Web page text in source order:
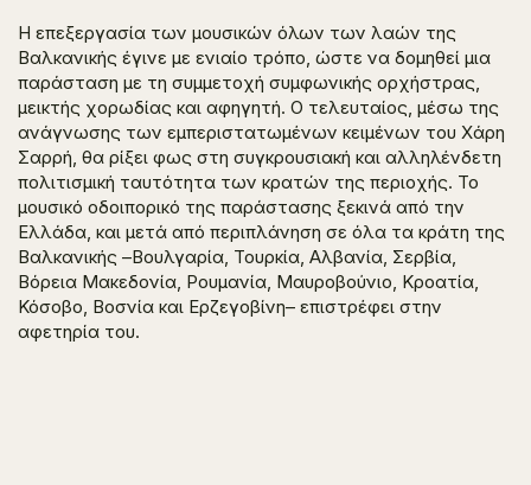
Η επεξεργασία των μουσικών όλων των λαών της
Βαλκανικής έγινε με ενιαίο τρόπο, ώστε να δομηθεί μια
παράσταση με τη συμμετοχή συμφωνικής ορχήστρας,
μεικτής χορωδίας και αφηγητή. Ο τελευταίος, μέσω της
ανάγνωσης των εμπεριστατωμένων κειμένων του Χάρη
Σαρρή, θα ρίξει φως στη συγκρουσιακή και αλληλένδετη
πολιτισμική ταυτότητα των κρατών της περιοχής. Το
μουσικό οδοιπορικό της παράστασης ξεκινά από την
Ελλάδα, και μετά από περιπλάνηση σε όλα τα κράτη της
Βαλκανικής –Βουλγαρία, Τουρκία, Αλβανία, Σερβία,
Βόρεια Μακεδονία, Ρουμανία, Μαυροβούνιο, Κροατία,
Κόσοβο, Βοσνία και Ερζεγοβίνη– επιστρέφει στην
αφετηρία του.